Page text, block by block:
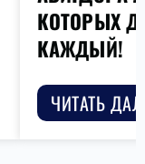
КОТОРЫХ
КАЖДЫЙ!
ЧИТАТЬ